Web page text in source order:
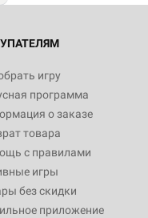
игру
программа
о заказе
товара
с правилами
игры
без скидки
приложение